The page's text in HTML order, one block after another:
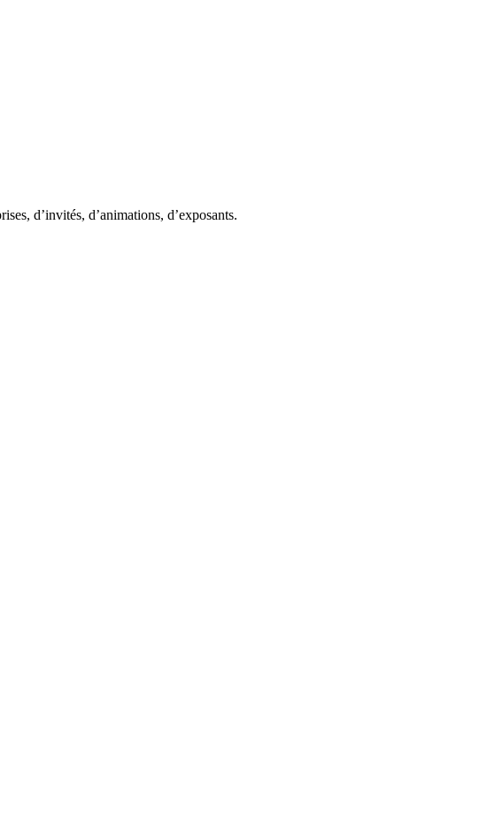
d’invités, d’animations, d’exposants.